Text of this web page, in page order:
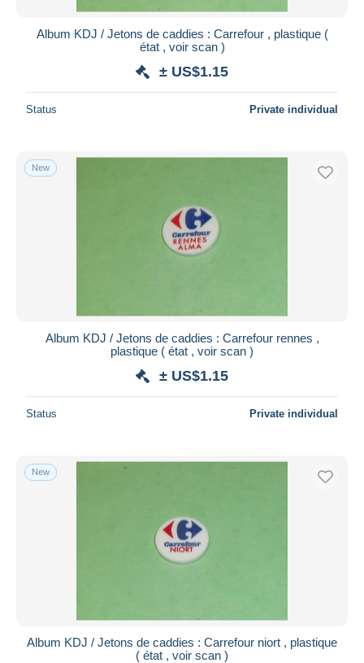
Album KDJ / Jetons de caddies : Carrefour , plastique (
état , voir scan )
± US$1.15
Status Private individual
New
Album KDJ / Jetons de caddies : Carrefour rennes ,
plastique ( état , voir scan )
± US$1.15
Status Private individual
New
Album KDJ / Jetons de caddies : Carrefour niort , plastique
( état , voir scan )